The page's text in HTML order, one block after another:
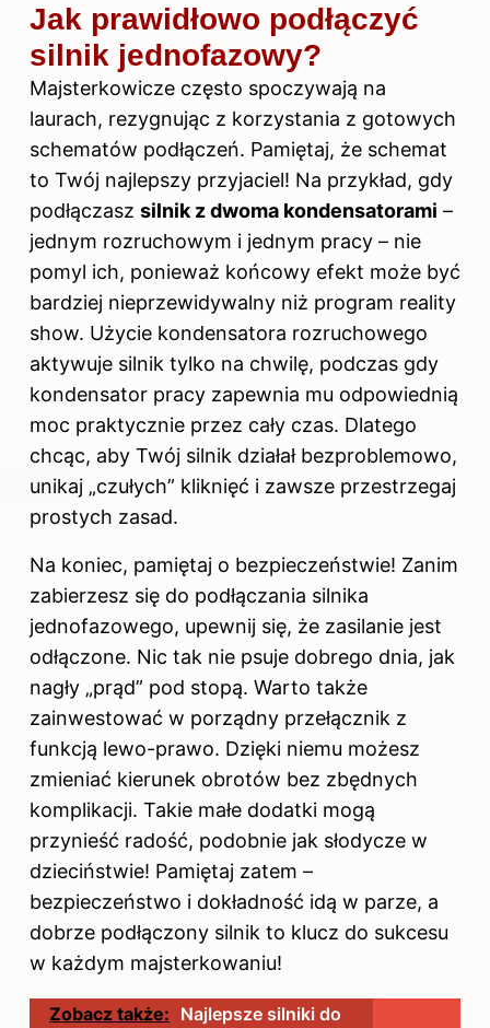
Jak prawidłowo podłączyć
silnik jednofazowy?
Majsterkowicze często spoczywają na
laurach, rezygnując z korzystania z gotowych
schematów podłączeń. Pamiętaj, że schemat
to Twój najlepszy przyjaciel! Na przykład, gdy
podłączasz silnik z dwoma kondensatorami –
jednym rozruchowym i jednym pracy – nie
pomyl ich, ponieważ końcowy efekt może być
bardziej nieprzewidywalny niż program reality
show. Użycie kondensatora rozruchowego
aktywuje silnik tylko na chwilę, podczas gdy
kondensator pracy zapewnia mu odpowiednią
moc praktycznie przez cały czas. Dlatego
chcąc, aby Twój silnik działał bezproblemowo,
unikaj „czułych” kliknięć i zawsze przestrzegaj
prostych zasad.
Na koniec, pamiętaj o bezpieczeństwie! Zanim
zabierzesz się do podłączania silnika
jednofazowego, upewnij się, że zasilanie jest
odłączone. Nic tak nie psuje dobrego dnia, jak
nagły „prąd” pod stopą. Warto także
zainwestować w porządny przełącznik z
funkcją lewo-prawo. Dzięki niemu możesz
zmieniać kierunek obrotów bez zbędnych
komplikacji. Takie małe dodatki mogą
przynieść radość, podobnie jak słodycze w
dzieciństwie! Pamiętaj zatem –
bezpieczeństwo i dokładność idą w parze, a
dobrze podłączony silnik to klucz do sukcesu
w każdym majsterkowaniu!
Zobacz także: Najlepsze silniki do